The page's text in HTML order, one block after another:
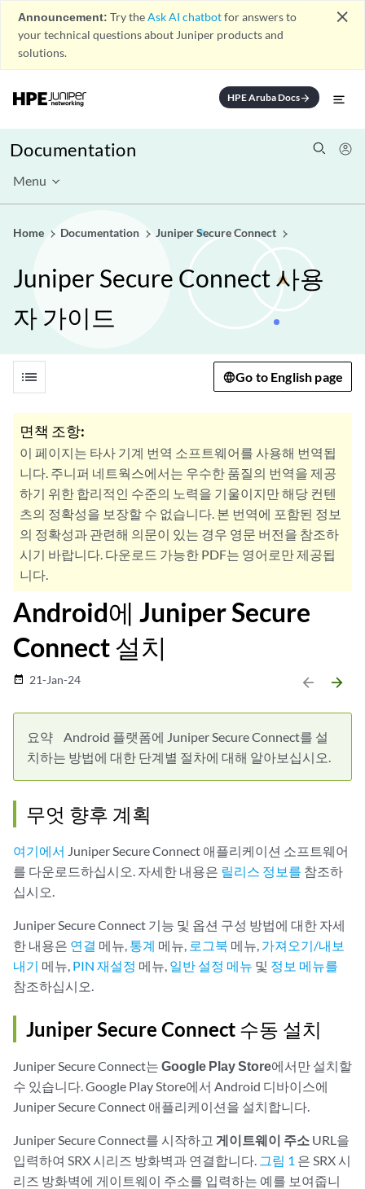
Announcement: Try theAsk AI chatbotfor answers to
your technical questions about Juniper products and
solutions.
close
HPE Aruba Docsarrow_forward
Documentation
Menu
Home Documentation Juniper Secure Connect
Juniper Secure Connect 사용
자 가이드
list Go to English page
면책 조항:
이 페이지는 타사 기계 번역 소프트웨어를 사용해 번역됩
니다. 주니퍼 네트웍스에서는 우수한 품질의 번역을 제공
하기 위한 합리적인 수준의 노력을 기울이지만 해당 컨텐
츠의 정확성을 보장할 수 없습니다. 본 번역에 포함된 정보
의 정확성과 관련해 의문이 있는 경우 영문 버전을 참조하
시기 바랍니다. 다운로드 가능한 PDF는 영어로만 제공됩
니다.
Android에 Juniper Secure
Connect 설치
date_range 21-Jan-24 arrow_backward arrow_forward
요약
Android 플랫폼에 Juniper Secure Connect를 설
치하는 방법에 대한 단계별 절차에 대해 알아보십시오.
무엇 향후 계획
여기에서 Juniper Secure Connect 애플리케이션 소프트웨어
를 다운로드하십시오. 자세한 내용은 릴리스 정보를 참조하
십시오.
Juniper Secure Connect 기능 및 옵션 구성 방법에 대한 자세
한 내용은 연결 메뉴, 통계 메뉴, 로그북 메뉴, 가져오기/내보
내기 메뉴, PIN 재설정 메뉴, 일반 설정 메뉴 및 정보 메뉴를
참조하십시오.
Juniper Secure Connect 수동 설치
Juniper Secure Connect는 Google Play Store에서만 설치할
수 있습니다. Google Play Store에서 Android 디바이스에
Juniper Secure Connect 애플리케이션을 설치합니다.
Juniper Secure Connect를 시작하고 게이트웨이 주소 URL을
입력하여 SRX 시리즈 방화벽과 연결합니다. 그림 1 은 SRX 시
리즈 방화벽에 게이트웨이 주소를 입력하는 예를 보여줍니